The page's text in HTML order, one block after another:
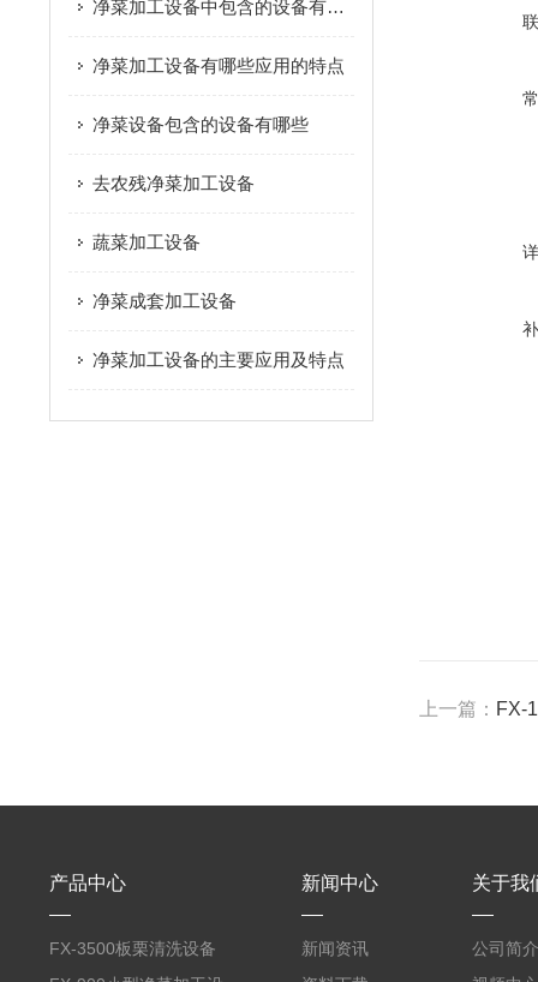
净菜加工设备中包含的设备有哪些
净菜加工设备有哪些应用的特点
净菜设备包含的设备有哪些
去农残净菜加工设备
蔬菜加工设备
净菜成套加工设备
净菜加工设备的主要应用及特点
上一篇： FX-
产品中心
FX-3500板栗清洗设备
新闻中心
新闻资讯
关于我
公司简介